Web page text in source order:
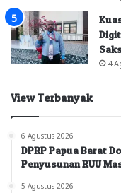
4
View Terbanyak
6 Agustus 2026
DPRP Papua Barat
Penyusunan RUU
5 Agustus 2026